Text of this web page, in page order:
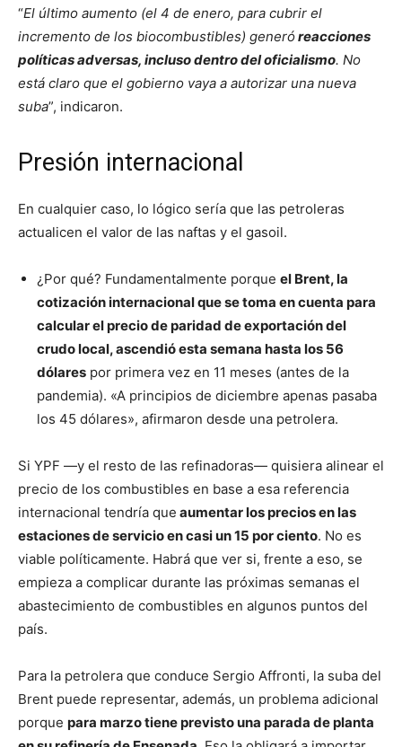
“El último aumento (el 4 de enero, para cubrir el
incremento de los biocombustibles) generóreacciones
políticas adversas, incluso dentro del oficialismo. No
está claro que el gobierno vaya a autorizar una nueva
suba”, indicaron.
Presión internacional
En cualquier caso, lo lógico sería que las petroleras
actualicen el valor de las naftas y el gasoil.
¿Por qué? Fundamentalmente porque el Brent, la
cotización internacional que se toma en cuenta para
calcular el precio de paridad de exportación del
crudo local, ascendió esta semana hasta los 56
dólares por primera vez en 11 meses (antes de la
pandemia). «A principios de diciembre apenas pasaba
los 45 dólares», afirmaron desde una petrolera.
Si YPF —y el resto de las refinadoras— quisiera alinear el
precio de los combustibles en base a esa referencia
internacional tendría que aumentar los precios en las
estaciones de servicio en casi un 15 por ciento. No es
viable políticamente. Habrá que ver si, frente a eso, se
empieza a complicar durante las próximas semanas el
abastecimiento de combustibles en algunos puntos del
país.
Para la petrolera que conduce Sergio Affronti, la suba del
Brent puede representar, además, un problema adicional
porque para marzo tiene previsto una parada de planta